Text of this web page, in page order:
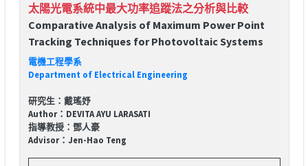
太陽光電系統中最大功率追蹤法之分析與比較
Comparative Analysis of Maximum Power Point
Tracking Techniques for Photovoltaic Systems
電機工程學系
Department of Electrical Engineering
研究生：戴瑤妤
Author：DEVITA AYU LARASATI
指導教授：鄧人豪
Advisor：Jen-Hao Teng